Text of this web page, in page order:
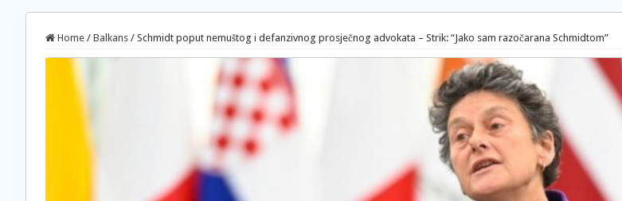
Home / Balkans / Schmidt poput nemuštog i defanzivnog prosječnog advokata – Strik: “Jako sam razočarana Schmidtom”